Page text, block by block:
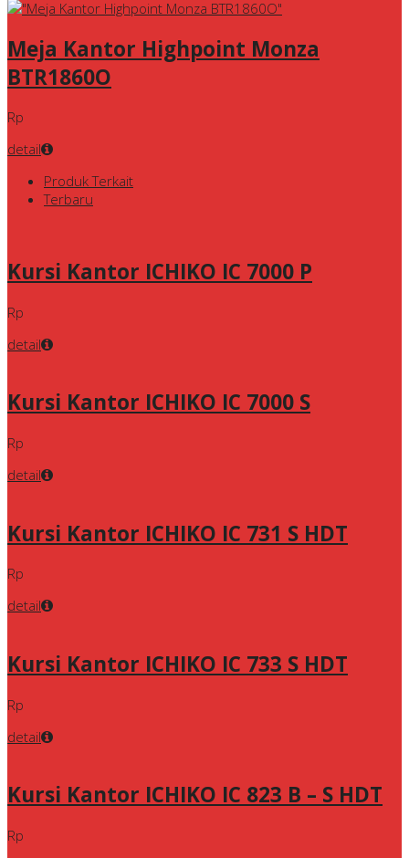
Meja Kantor Highpoint Monza
BTR1860O
Rp
detail
Produk Terkait
Terbaru
Kursi Kantor ICHIKO IC 7000 P
Rp
detail
Kursi Kantor ICHIKO IC 7000 S
Rp
detail
Kursi Kantor ICHIKO IC 731 S HDT
Rp
detail
Kursi Kantor ICHIKO IC 733 S HDT
Rp
detail
Kursi Kantor ICHIKO IC 823 B – S HDT
Rp